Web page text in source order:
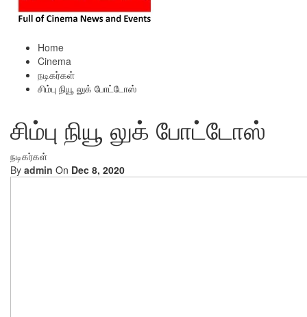
Home
Cinema
நடிகர்கள்
சிம்பு நியூ லுக் போட்டோஸ்
சிம்பு நியூ லுக் போட்டோஸ்
நடிகர்கள்
By admin On Dec 8, 2020